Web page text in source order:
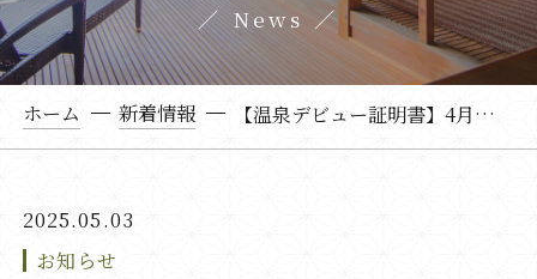
News
ホーム 新着情報 【温泉デビュー証明書】4月29日の「むつき」君と「ゆいか」ちゃん
2025.05.03
お知らせ